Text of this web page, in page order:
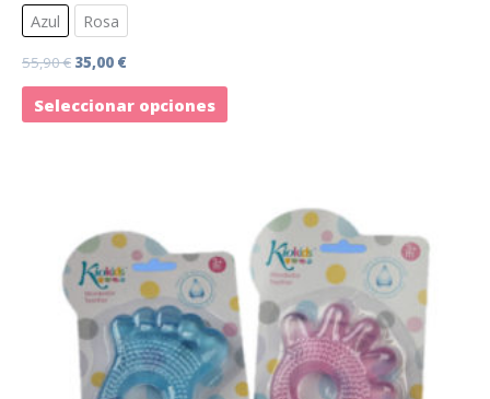
Azul
Rosa
55,90€ 35,00 €
Seleccionar opciones